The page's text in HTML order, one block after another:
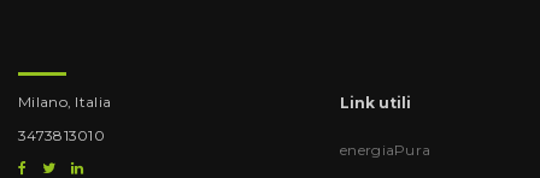
Milano, Italia
3473813010
Link utili
energiaPura